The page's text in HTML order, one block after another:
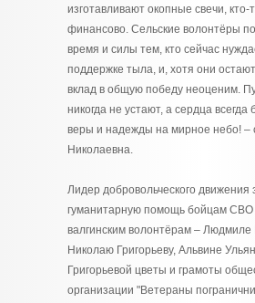
изготавливают окопные свечи, кто-
финансово. Сельские волонтёры
время и силы тем, кто сейчас
поддержке тыла, и, хотя они
вклад в общую победу неоценим.
никогда не устают, а сердца всегда
веры и надежды на мирное небо! –
Николаевна.
Лидер добровольческого движения
гуманитарную помощь бойцам СВО
валгинским волонтёрам – Людмиле
Николаю Григорьеву, Альвине
Григорьевой цветы и грамоты
организации "Ветераны